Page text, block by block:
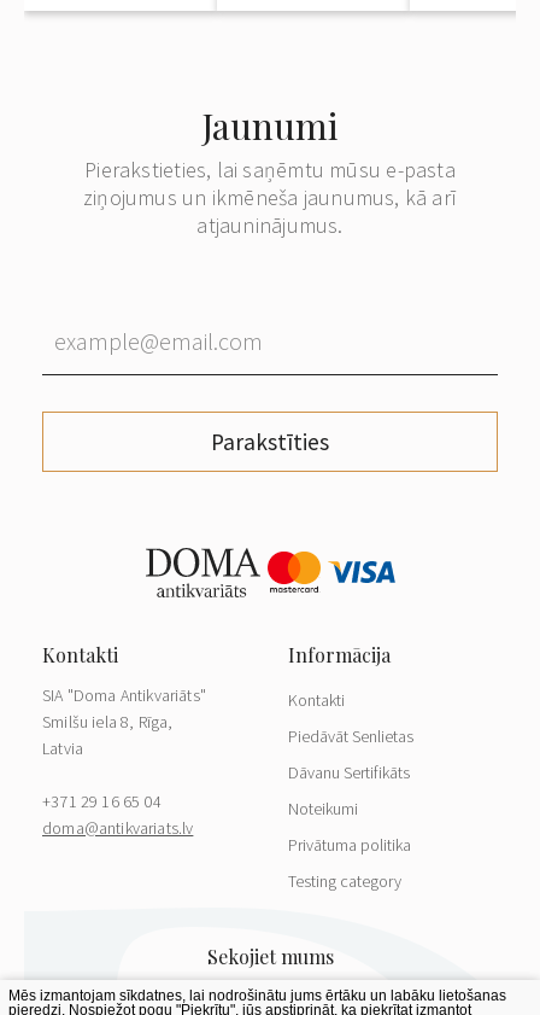
Jaunumi
Pierakstieties, lai saņēmtu mūsu e-pasta
ziņojumus un ikmēneša jaunumus, kā arī
atjauninājumus.
Parakstīties
SIA "Doma Antikvariāts"
Smilšu iela 8, Rīga,
Latvia
+371 29 16 65 04
doma@antikvariats.lv
Kontakti
Piedāvāt Senlietas
Dāvanu Sertifikāts
Noteikumi
Privātuma politika
Testing category
Mēs izmantojam sīkdatnes, lai nodrošinātu jums ērtāku un labāku lietošanas
pieredzi. Nospiežot pogu "Piekrītu", jūs apstiprināt, ka piekrītat izmantot